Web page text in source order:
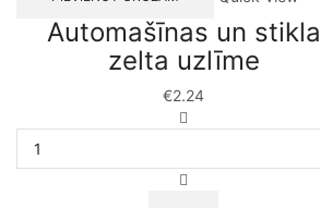
Automašīnas un stikla
zelta uzlīme
€2.24